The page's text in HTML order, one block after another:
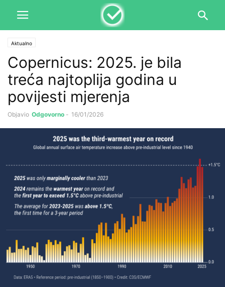
Aktualno
Copernicus: 2025. je bila
treća najtoplija godina u
povijesti mjerenja
Objavio Odgovorno - 16/01/2026